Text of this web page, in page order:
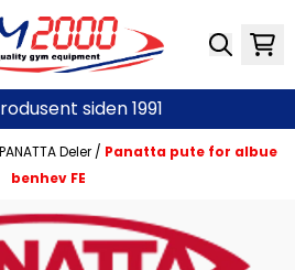
siden 1991
PANATTA Deler / Panatta pute for albue
benhev FE